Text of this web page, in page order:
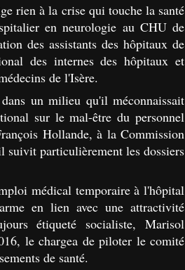
rien à la crise qui touche la santé
en neurologie au CHU de
des assistants des hôpitaux de
des internes des hôpitaux et
de l'Isère.
un milieu qu'il méconnaissait
sur le mal-être du personnel
Hollande, à la Commission
suivit particulièrement les dossiers
médical temporaire à l'hôpital
en lien avec une attractivité
étiqueté socialiste, Marisol
le chargea de piloter le comité
de santé.